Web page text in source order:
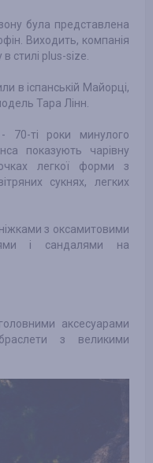
була представлена
Виходить, компанія
стилі plus-size.
в іспанській Майорці,
Тара Лінн.
70-ті роки минулого
показують чарівну
легкої форми з
сукнях, легких
з оксамитовими
і сандалями на
аксесуарами
з великими